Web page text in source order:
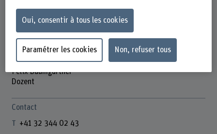
Felix Baumgartner
Dozent
Contact
+41 32 344 02 43
Oui, consentir à tous les cookies
Paramétrer les cookies Non, refuser tous